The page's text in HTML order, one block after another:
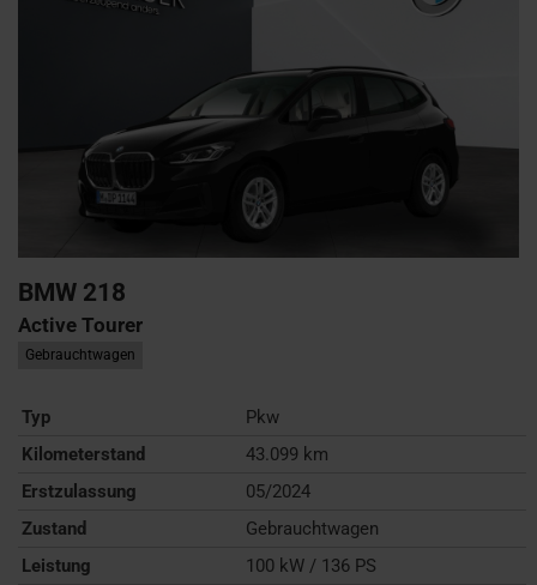
BMW 218
Active Tourer
Gebrauchtwagen
Typ
Pkw
Kilometerstand
43.099 km
Erstzulassung
05/2024
Zustand
Gebrauchtwagen
Leistung
100 kW / 136 PS